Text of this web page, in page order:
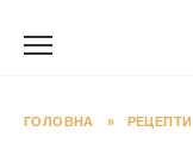
ГОЛОВНА » РЕЦЕПТИ